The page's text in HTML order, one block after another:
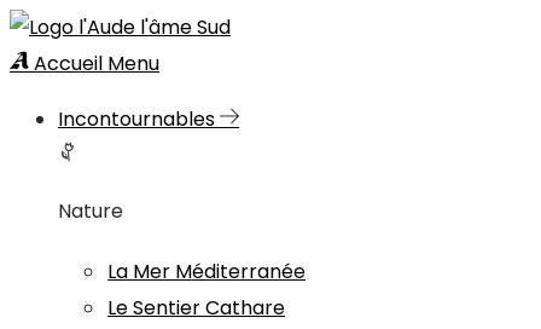
Accueil Menu
Incontournables
Nature
La Mer Méditerranée
Le Sentier Cathare